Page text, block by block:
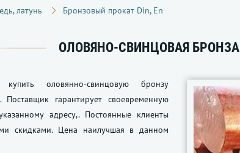
латунь Бронзовый прокат Din, En
ОЛОВЯНО-СВИНЦОВАЯ БРОНЗА
оловянно-свинцовую бронзу
гарантирует своевременную
адресу,. Постоянные клиенты
скидками. Цена наилучшая в данном